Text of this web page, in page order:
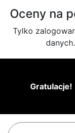
Oceny na
Tylko
danych.
Gratulacje!